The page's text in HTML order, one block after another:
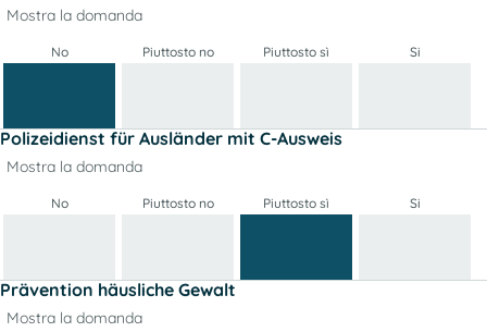
Mostra la domanda
No Piuttosto no Piuttosto sì Si
Polizeidienst für Ausländer mit C-Ausweis
Mostra la domanda
No Piuttosto no Piuttosto sì Si
Prävention häusliche Gewalt
Mostra la domanda